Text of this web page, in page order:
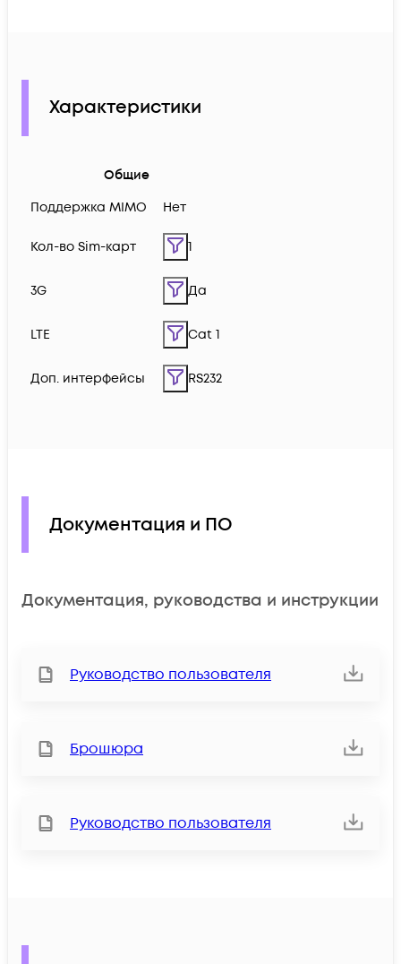
Характеристики
Общие
Поддержка MIMO
Нет
Кол-во Sim-карт 1
3G Да
LTE Cat 1
Доп. интерфейсы RS232
Документация и ПО
Документация, руководства и инструкции
Руководство пользователя
Брошюра
Руководство пользователя